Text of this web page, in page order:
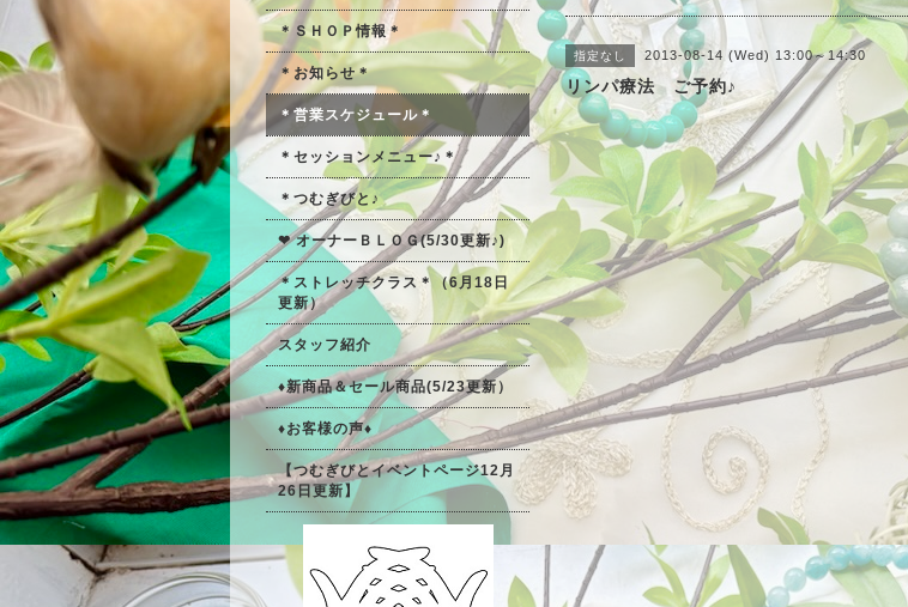
指定なし 2013-08-14 (Wed) 13:00～14:30
リンパ療法 ご予約♪
＊ＳＨＯＰ情報＊
＊お知らせ＊
＊営業スケジュール＊
＊セッションメニュー♪＊
＊つむぎびと♪
❤ オーナーＢＬＯＧ(5/30更新♪)
＊ストレッチクラス＊（6月18日
更新）
スタッフ紹介
♦新商品＆セール商品(5/23更新）
♦お客様の声♦
【つむぎびとイベントページ12月
26日更新】